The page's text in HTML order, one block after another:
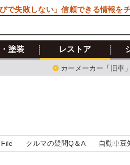
塗装 レストア
カーメーカー「旧車
クルマの疑問Q＆A 自動車豆
で失敗しない」信頼できる情報を